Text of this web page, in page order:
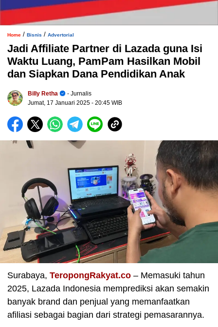
Home / Bisnis / Advertorial
Jadi Affiliate Partner di Lazada guna Isi
Waktu Luang, PamPam Hasilkan Mobil
dan Siapkan Dana Pendidikan Anak
Billy Retha
- Jurnalis
Jumat, 17 Januari 2025 - 20:45 WIB
Surabaya, TeropongRakyat.co – Memasuki tahun
2025, Lazada Indonesia memprediksi akan semakin
banyak brand dan penjual yang memanfaatkan
afiliasi sebagai bagian dari strategi pemasarannya.